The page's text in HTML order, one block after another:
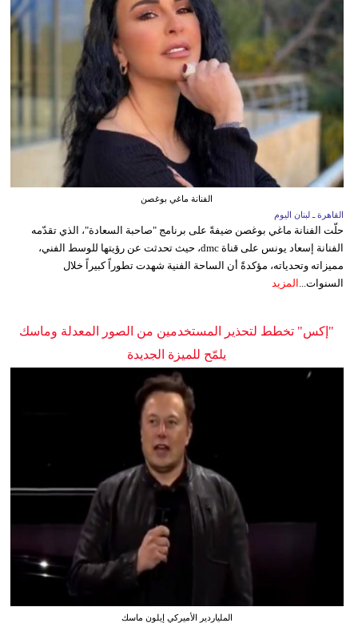
الفنانة ماغي بوغصن
القاهرة ـ لبنان اليوم
حلّت الفنانة ماغي بوغصن ضيفةً على برنامج "صاحبة السعادة"، الذي تقدّمه
الفنانة إسعاد يونس على قناة dmc، حيث تحدثت عن رؤيتها للوسط الفني،
مميزاته وتحدياته، مؤكدةً أن الساحة الفنية شهدت تطوراً كبيراً خلال
السنوات... المزيد
"إكس" تخطط لتحذير المستخدمين من الصور المعدلة وماسك
يلمّح للميزة الجديدة
الملياردير الأميركي إيلون ماسك